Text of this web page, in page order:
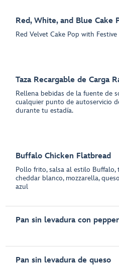
Red, White, and Blue Cake
Red Velvet Cake Pop with Festive
Taza Recargable de Carga
Rellena bebidas de la fuente de
cualquier punto de autoservicio
durante tu estadía.
Buffalo Chicken Flatbread
Pollo frito, salsa al estilo Buffalo,
cheddar blanco, mozzarella,
azul
Pan sin levadura con
Pan sin levadura de queso